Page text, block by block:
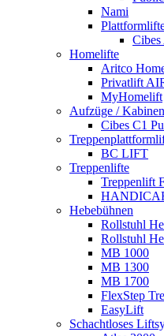
Nami
Cibes
Homelifte
Aritco
Privatlift
MyHomelift
Aufzüge /
Cibes C1
BC LIFT
Treppenlifte
Treppenlift
Hebebühnen
Rollstuhl
Rollstuhl
MB 1000
MB 1300
MB 1700
FlexStep
EasyLift
Schachtloses